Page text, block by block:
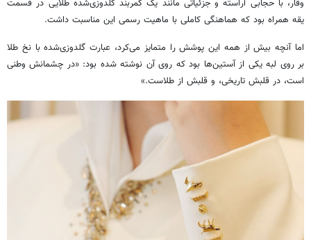
وقار، با حجابی آراسته و جزئیاتی مانند یک کمربند گلدوزی‌شده طلایی در قسمت
یقه همراه بود که هماهنگی کاملی با ماهیت رسمی این مناسبت داشت.
اما آنچه بیش از همه این پوشش را متمایز می‌کرد، عبارت گلدوزی‌شده با نخ طلا
بر روی لبه یکی از آستین‌ها بود که روی آن نوشته شده بود: «در چشمانش وطنی
است، در قلبش تاریخی، و قلبش از طلاست.»